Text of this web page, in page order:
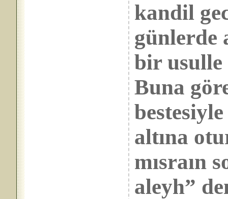
kandil
günlerde
bir usulle
Buna
altına
mısraın
aleyh”